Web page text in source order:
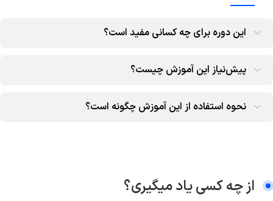
این دوره برای چه کسانی مفید است؟
پیش‌نیاز این آموزش چیست؟
نحوه استفاده از این آموزش چگونه است؟
از چه کسی یاد میگیری؟